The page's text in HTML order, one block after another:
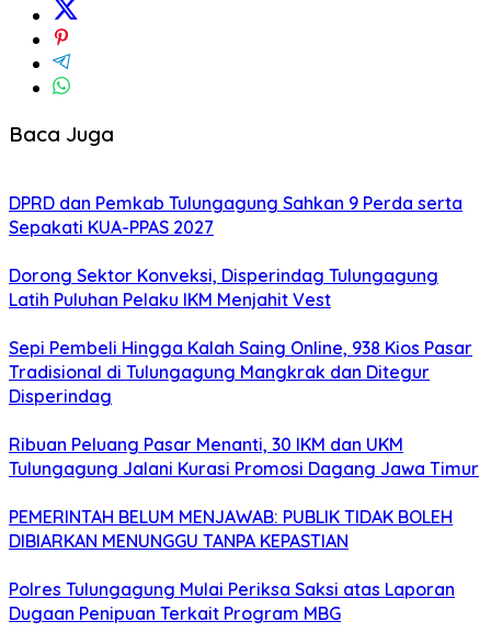
Baca Juga
DPRD dan Pemkab Tulungagung Sahkan 9 Perda serta
Sepakati KUA-PPAS 2027
Dorong Sektor Konveksi, Disperindag Tulungagung
Latih Puluhan Pelaku IKM Menjahit Vest
Sepi Pembeli Hingga Kalah Saing Online, 938 Kios Pasar
Tradisional di Tulungagung Mangkrak dan Ditegur
Disperindag
Ribuan Peluang Pasar Menanti, 30 IKM dan UKM
Tulungagung Jalani Kurasi Promosi Dagang Jawa Timur
PEMERINTAH BELUM MENJAWAB: PUBLIK TIDAK BOLEH
DIBIARKAN MENUNGGU TANPA KEPASTIAN
Polres Tulungagung Mulai Periksa Saksi atas Laporan
Dugaan Penipuan Terkait Program MBG